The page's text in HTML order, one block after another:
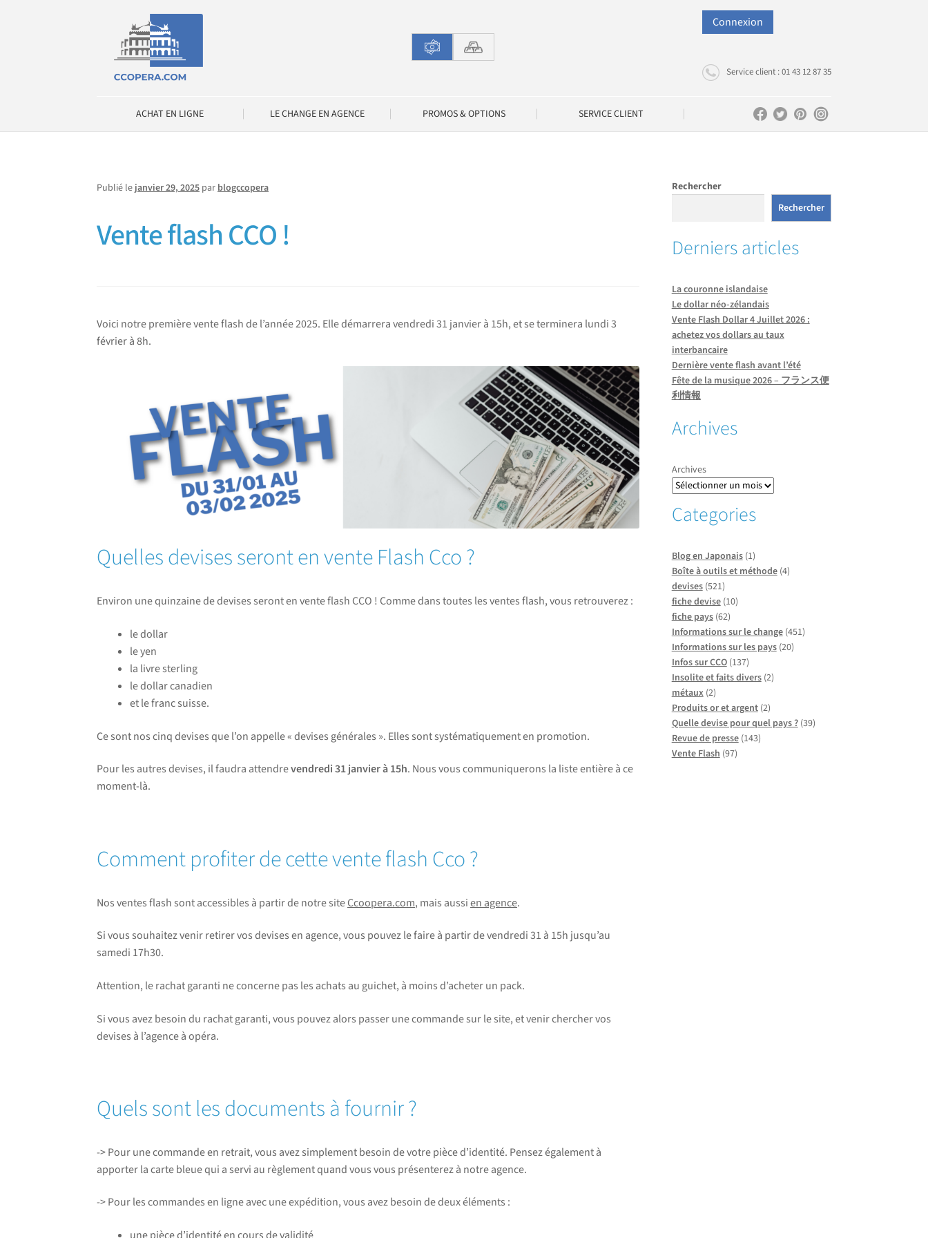
navigation
contenu
Connexion
Service client : 01 43 12 87 35
ACHAT EN LIGNE LE CHANGE EN AGENCE PROMOS & OPTIONS SERVICE CLIENT
Publié lejanvier 29, 2025 parblogccopera
Vente flash CCO !
Voici notre première vente flash de l’année 2025. Elle démarrera vendredi 31 janvier à 15h, et se terminera lundi 3
février à 8h.
Quelles devises seront en vente Flash Cco ?
Environ une quinzaine de devises seront en vente flash CCO ! Comme dans toutes les ventes flash, vous retrouverez :
le dollar
le yen
la livre sterling
le dollar canadien
et le franc suisse.
Ce sont nos cinq devises que l’on appelle « devises générales ». Elles sont systématiquement en promotion.
Pour les autres devises, il faudra attendrevendredi 31 janvier à 15h. Nous vous communiquerons la liste entière à ce
moment-là.
Comment profiter de cette vente flash Cco ?
Nos ventes flash sont accessibles à partir de notre siteCcoopera.com, mais aussien agence.
Si vous souhaitez venir retirer vos devises en agence, vous pouvez le faire à partir de vendredi 31 à 15h jusqu’au
samedi 17h30.
Attention, le rachat garanti ne concerne pas les achats au guichet, à moins d’acheter un pack.
Si vous avez besoin du rachat garanti, vous pouvez alors passer une commande sur le site, et venir chercher vos
devises à l’agence à opéra.
Quels sont les documents à fournir ?
-> Pour une commande en retrait, vous avez simplement besoin de votre pièce d’identité. Pensez également à
apporter la carte bleue qui a servi au règlement quand vous vous présenterez à notre agence.
-> Pour les commandes en ligne avec une expédition, vous avez besoin de deux éléments :
Rechercher
Rechercher
Derniers articles
La couronne islandaise
Le dollar néo-zélandais
Vente Flash Dollar 4 Juillet 2026 :
achetez vos dollars au taux
interbancaire
Dernière vente flash avant l’été
Fête de la musique 2026 – フランス便
利情報
Archives
Archives
Categories
Blog en Japonais(1)
Boîte à outils et méthode(4)
devises(521)
fiche devise(10)
fiche pays(62)
Informations sur le change(451)
Informations sur les pays(20)
Infos sur CCO(137)
Insolite et faits divers(2)
métaux(2)
Produits or et argent(2)
Quelle devise pour quel pays ?(39)
Revue de presse(143)
Vente Flash (97)